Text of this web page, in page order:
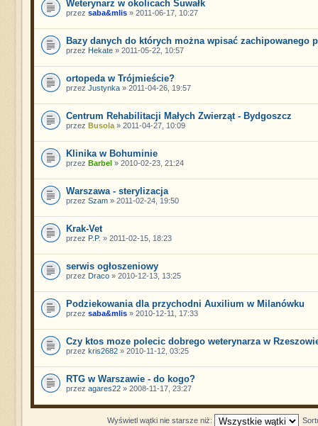
Weterynarz w okolicach Suwałk
przez saba&mlis» 2011-06-17, 10:27
Bazy danych do których można wpisać zachipowanego
przez Hekate» 2011-05-22, 10:57
ortopeda w Trójmieście?
przez Justynka» 2011-04-26, 19:57
Centrum Rehabilitacji Małych Zwierząt - Bydgoszcz
przez Busola» 2011-04-27, 10:09
Klinika w Bohuminie
przez Barbel» 2010-02-23, 21:24
Warszawa - sterylizacja
przez Szam» 2011-02-24, 19:50
Krak-Vet
przez P.P. » 2011-02-15, 18:23
serwis ogłoszeniowy
przez Draco» 2010-12-13, 13:25
Podziekowania dla przychodni Auxilium w Milanówku
przez saba&mlis» 2010-12-11, 17:33
Czy ktos moze polecic dobrego weterynarza w
przez kris2682» 2010-11-12, 03:25
RTG w Warszawie - do kogo?
przez agares22» 2008-11-17, 23:27
Wyświetl wątki nie starsze niż: